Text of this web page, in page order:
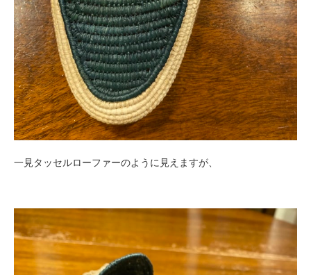
一見タッセルローファーのように見えますが、